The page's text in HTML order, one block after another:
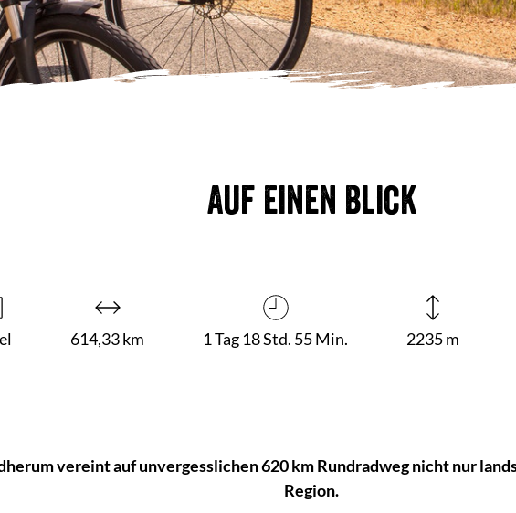
Auf einen Blick
614,33 km 1 Tag 18 Std. 55 Min. 2235 m
vereint auf unvergesslichen 620 km Rundradweg nicht nur
Region.